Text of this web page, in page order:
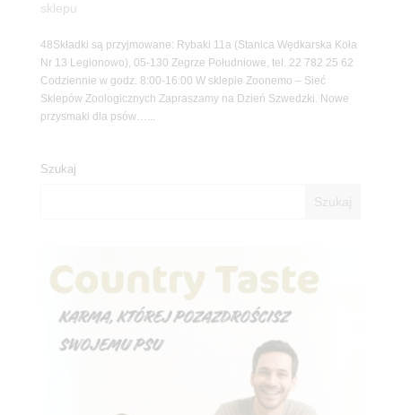
sklepu
48Składki są przyjmowane: Rybaki 11a (Stanica Wędkarska Koła
Nr 13 Legionowo), 05-130 Zegrze Południowe, tel. 22 782 25 62
Codziennie w godz. 8:00-16:00 W sklepie Zoonemo – Sieć
Sklepów Zoologicznych Zapraszamy na Dzień Szwedzki. Nowe
przysmaki dla psów…...
Szukaj